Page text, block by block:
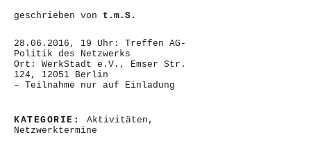
geschrieben von t.m.S.
28.06.2016, 19 Uhr: Treffen AG-
Politik des Netzwerks
Ort: WerkStadt e.V., Emser Str.
124, 12051 Berlin
– Teilnahme nur auf Einladung
KATEGORIE: Aktivitäten ,
Netzwerktermine